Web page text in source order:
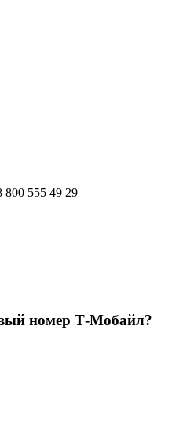
800 555 49 29
номер Т‑Мобайл?